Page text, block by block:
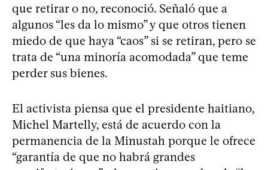
que retirar o no, reconoció. Señaló que a
algunos “les da lo mismo” y que otros tienen
miedo de que haya “caos” si se retiran, pero se
trata de “una minoría acomodada” que teme
perder sus bienes.
El activista piensa que el presidente haitiano,
Michel Martelly, está de acuerdo con la
permanencia de la Minustah porque le ofrece
“garantía de que no habrá grandes